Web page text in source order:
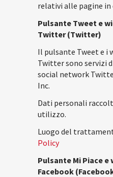
relativi alle pagine
Pulsante Tweet e
Twitter (Twitter)
Il pulsante Tweet e i
Twitter sono servizi
social network
Inc.
Dati personali
utilizzo.
Luogo del
Policy
Pulsante Mi Piace
Facebook